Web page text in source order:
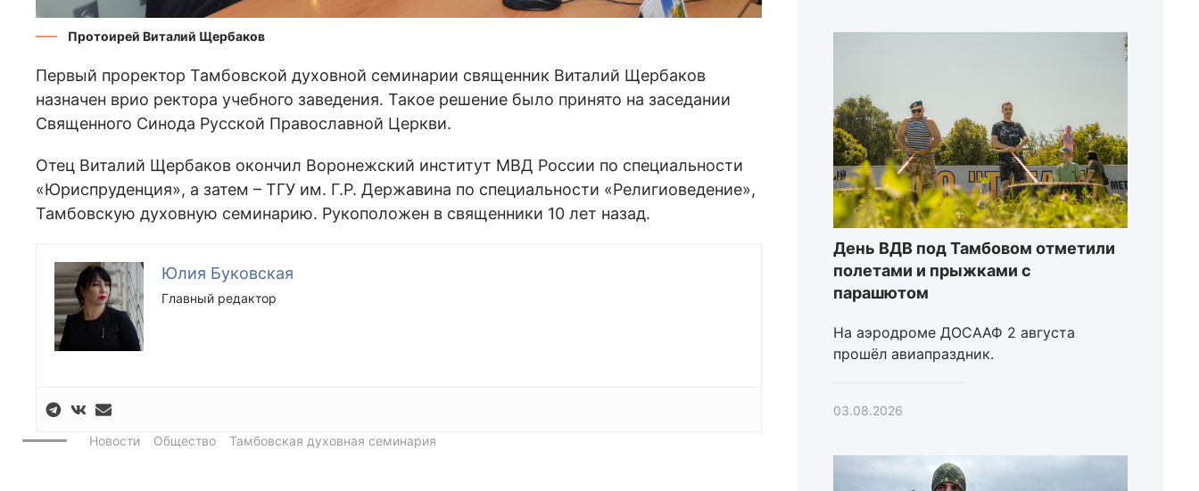
Протоирей Виталий Щербаков
Первый проректор Тамбовской духовной семинарии священник Виталий Щербаков
назначен врио ректора учебного заведения. Такое решение было принято на заседании
Священного Синода Русской Православной Церкви.
Отец Виталий Щербаков окончил Воронежский институт МВД России по специальности
«Юриспруденция», а затем – ТГУ им. Г.Р. Державина по специальности «Религиоведение»,
Тамбовскую духовную семинарию. Рукоположен в священники 10 лет назад.
Юлия Буковская
Главный редактор
Новости Общество Тамбовская духовная семинария
День ВДВ под Тамбовом отметили
полетами и прыжками с
парашютом
На аэродроме ДОСААФ 2 августа
прошёл авиапраздник.
03.08.2026